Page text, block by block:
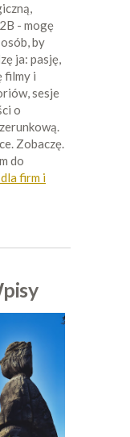
- mogę
by
ja: pasję,
filmy i
sesje
o
Zobaczę.
do
firm i